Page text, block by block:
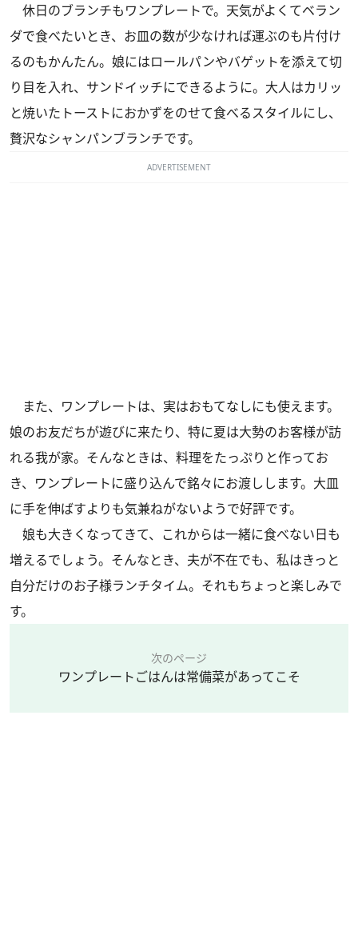
休日のブランチもワンプレートで。天気がよくてベラン
ダで食べたいとき、お皿の数が少なければ運ぶのも片付け
るのもかんたん。娘にはロールパンやバゲットを添えて切
り目を入れ、サンドイッチにできるように。大人はカリッ
と焼いたトーストにおかずをのせて食べるスタイルにし、
贅沢なシャンパンブランチです。
ADVERTISEMENT
また、ワンプレートは、実はおもてなしにも使えます。
娘のお友だちが遊びに来たり、特に夏は大勢のお客様が訪
れる我が家。そんなときは、料理をたっぷりと作ってお
き、ワンプレートに盛り込んで銘々にお渡しします。大皿
に手を伸ばすよりも気兼ねがないようで好評です。
娘も大きくなってきて、これからは一緒に食べない日も
増えるでしょう。そんなとき、夫が不在でも、私はきっと
自分だけのお子様ランチタイム。それもちょっと楽しみで
す。
次のページ
ワンプレートごはんは常備菜があってこそ